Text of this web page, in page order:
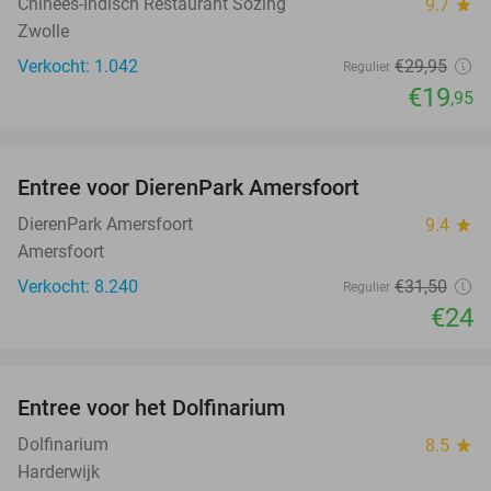
9.7 star
Zwolle
Verkocht: 1.042
Regulier €29,95
€19,95
Entree voor DierenPark Amersfoort
DierenPark Amersfoort 9.4 star
Amersfoort
Verkocht: 8.240
Regulier €31,50
€24
Entree voor het Dolfinarium
Dolfinarium 8.5 star
Harderwijk